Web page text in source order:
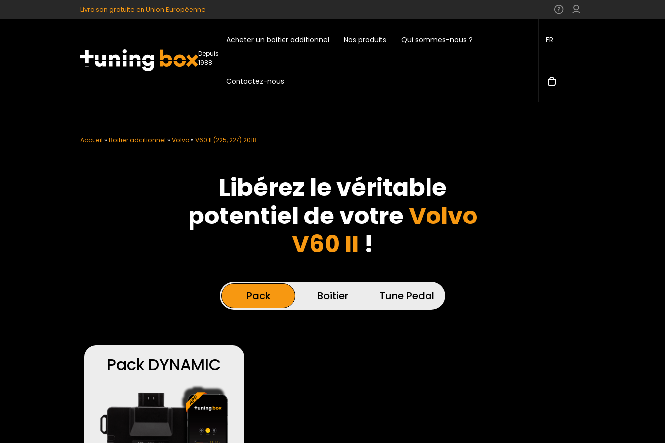
Livraison gratuite en Union Européenne
Depuis
1988
Acheter un boitier additionnel Nos produits Qui sommes-nous ?
Contactez-nous
FR
Accueil » Boitier additionnel » Volvo » V60 II (225, 227) 2018 - ...
Libérez le véritable
potentiel de votreVolvo
V60 II !
Pack Boîtier Tune Pedal
Pack DYNAMIC